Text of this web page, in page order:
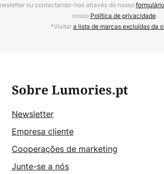
ou contactando-nos através do nosso
nosso Política de privacidade.
*Visitara lista de marcas excluídas da
Sobre Lumories.pt
Newsletter
Empresa cliente
Cooperações de marketing
Junte-se a nós